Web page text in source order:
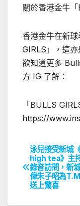
關於香港金牛「
香港金牛在新
GIRLS」，這
欲知道更多
方 IG 了解：
「BULLS
https://
文
章
導
泳兒接受新城
high tea》主
錄音訪問，新
偉朱子昭為
送上驚喜